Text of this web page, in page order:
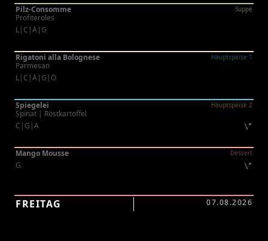
Pilz-Consomme Suppe
Profiteroles
L|C|A|G
Rigatoni alla Bolognese Hauptspeise 1
Parmesan
L|C|A|G|O
Spiegelei Hauptspeise 2
Spinat | Röstkartoffel
C|G|A
Mango Mousse Dessert
G
FREITAG 07.08.2026